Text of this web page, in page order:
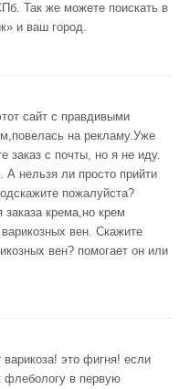
Так же можете поискать в
и ваш город.
сайт с правдивыми
на рекламу.Уже
заказ с почты, но я не иду.
А нельзя ли просто прийти
пожалуйста?
крема,но крем
вен. Скажите
вен? помогает он или
это фигня! если
в первую